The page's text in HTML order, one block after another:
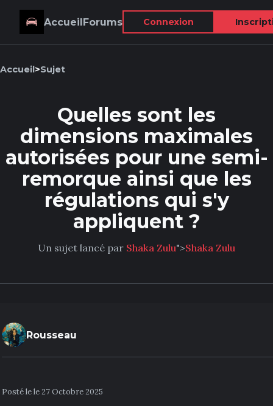
AccueilForums Connexion
Accueil>Sujet
Quelles sont les
dimensions maximales
autorisées pour une semi-
remorque ainsi que les
régulations qui s'y
appliquent ?
Un sujet lancé par Shaka Zulu">Shaka Zulu
Rousseau
Posté le le 27 Octobre 2025